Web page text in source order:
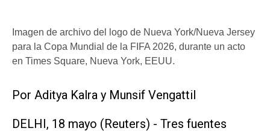
Imagen de archivo del logo de Nueva York/Nueva Jersey
para la Copa Mundial de la FIFA 2026, durante un acto
en Times Square, Nueva York, EEUU.
Por Aditya Kalra y ​Munsif Vengattil
DELHI, 18 mayo (Reuters) - Tres fuentes